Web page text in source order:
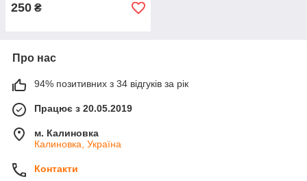
250 ₴
Про нас
94% позитивних з 34 відгуків за рік
Працює з 20.05.2019
м. Калиновка
Калиновка, Україна
Контакти